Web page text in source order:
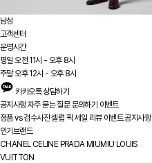
남성
고객센터
운영시간
평일 오전 11시 - 오후 8시
주말 오후 12시 - 오후 8시
카카오톡 상담하기
공지사항자주 묻는 질문문의하기 이벤트
정품 vs검수사진셀럽 픽 세일 리뷰 이벤트공지사항
인기브랜드
CHANEL CELINE PRADA MIUMIU LOUIS
VUITTON